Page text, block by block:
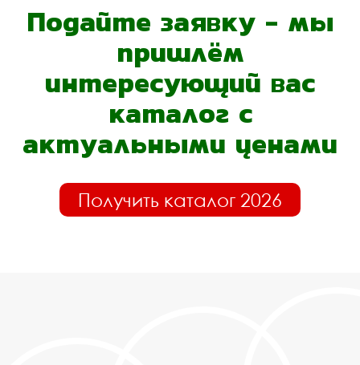
Подайте заявку - мы
пришлём
интересующий вас
каталог с
актуальными ценами
Получить каталог 2026